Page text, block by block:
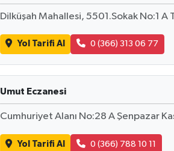
Dilküşah Mahallesi, 5501.Sokak No:1 A
Yol Tarifi Al 0 (366) 313 06 77
Umut Eczanesi
Cumhuriyet Alanı No:28 A Şenpazar
Yol Tarifi Al 0 (366) 788 10 11